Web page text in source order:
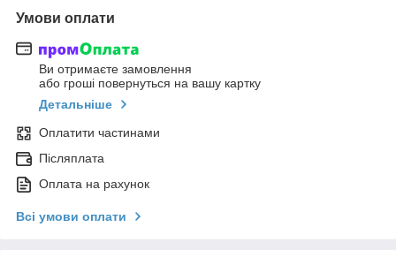
Умови оплати
Ви отримаєте замовлення
або гроші повернуться на вашу картку
Детальніше
Оплатити частинами
Післяплата
Оплата на рахунок
Всі умови оплати